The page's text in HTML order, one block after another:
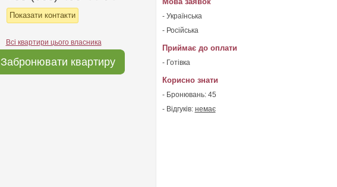
- Українська
- Російська
Приймає до оплати
- Готівка
Корисно знати
- Бронювань: 45
- Відгуків: немає
Показати контакти
Всі квартири цього власника
Забронювати квартиру